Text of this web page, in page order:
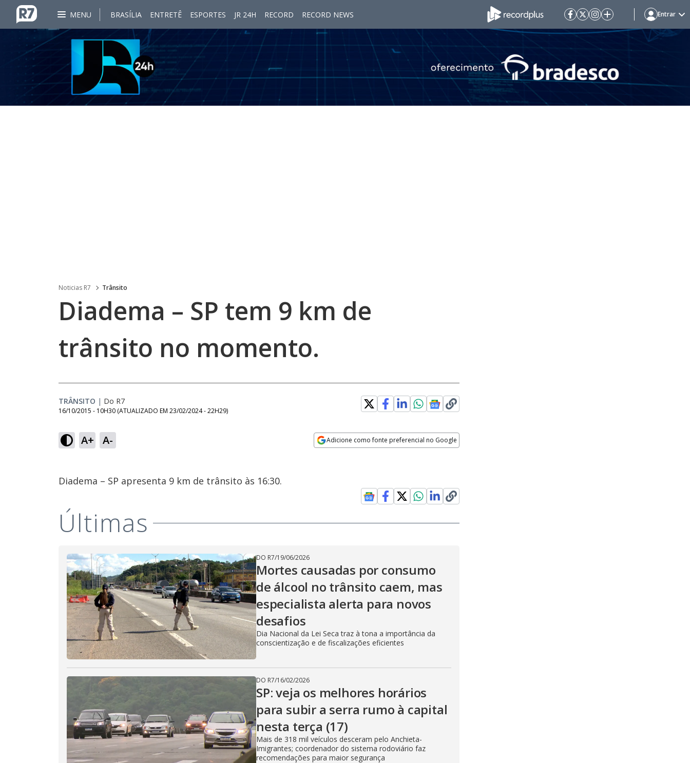
MENU BRASÍLIA ENTRETÊ ESPORTES JR 24H RECORD RECORD NEWS Entrar
Noticias R7 Trânsito
Diadema – SP tem 9 km de
trânsito no momento.
TRÂNSITO | Do R7
16/10/2015 - 10H30 (ATUALIZADO EM 23/02/2024 - 22H29)
A+ A- Adicione como fonte preferencial no Google
Diadema – SP apresenta 9 km de trânsito às 16:30.
Últimas
DO R7/19/06/2026
Mortes causadas por consumo
de álcool no trânsito caem, mas
especialista alerta para novos
desafios
Dia Nacional da Lei Seca traz à tona a importância da
conscientização e de fiscalizações eficientes
DO R7/16/02/2026
SP: veja os melhores horários
para subir a serra rumo à capital
nesta terça (17)
Mais de 318 mil veículos desceram pelo Anchieta-
Imigrantes; coordenador do sistema rodoviário faz
recomendações para maior segurança